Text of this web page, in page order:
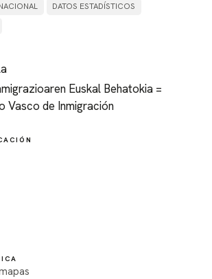
DATOS ESTADÍSTICOS
Euskal Behatokia =
Vasco de Inmigración